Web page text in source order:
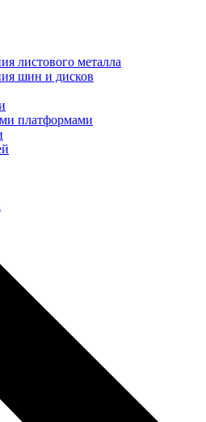
листового металла
шин и дисков
платформами